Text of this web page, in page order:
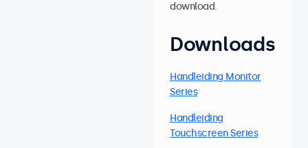
download.
Downloads
Handleiding Monitor
Series
Handleiding
Touchscreen Series